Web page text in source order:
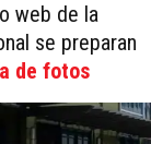
web de la
se preparan
de fotos